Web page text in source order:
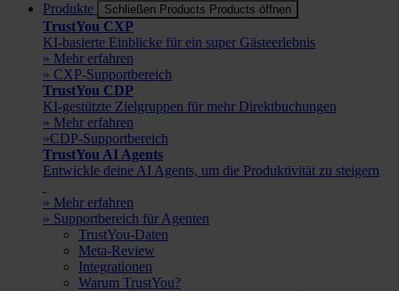
Produkte
Schließen Products Products öffnen
TrustYou CXP
KI-basierte Einblicke für ein super Gästeerlebnis
» Mehr erfahren
» CXP-Supportbereich
TrustYou CDP
KI-gestützte Zielgruppen für mehr Direktbuchungen
» Mehr erfahren
»CDP-Supportbereich
TrustYou AI Agents
Entwickle deine AI Agents, um die Produktivität zu steigern
» Mehr erfahren
» Supportbereich für Agenten
TrustYou-Daten
Meta-Review
Integrationen
Warum TrustYou?